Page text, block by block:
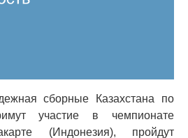
сборные Казахстана по
участие в чемпионате
(Индонезия), пройдут